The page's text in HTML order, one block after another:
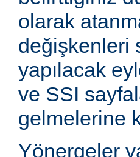
olarak
değişkenleri
yapılacak
ve SSI
gelmelerine
Yönergeler